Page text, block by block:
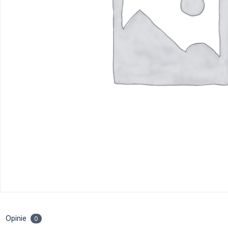
Krytyczne myślenie/
emocjonalna
Project Management
Rachunkowość i sprawozdawczość
Szkolenia branżowe
Opinie 0